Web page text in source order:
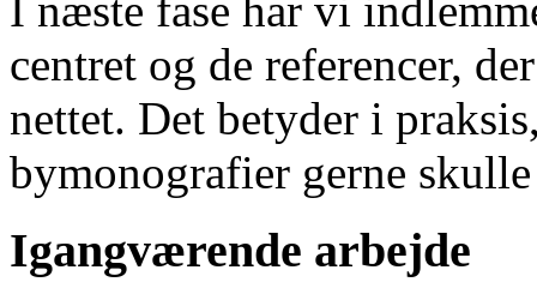
I næste fase har vi
centret og de referencer,
nettet. Det betyder i
bymonografier gerne
Igangværende arbejde